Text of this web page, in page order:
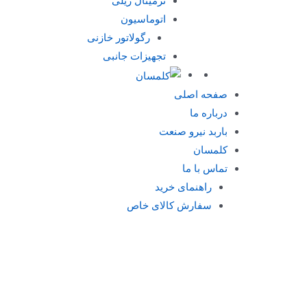
اتوماسیون
رگولاتور خازنی
تجهیزات جانبی
صفحه اصلی
درباره ما
باربد نیرو صنعت
کلمسان
تماس با ما
راهنمای خرید
سفارش کالای خاص